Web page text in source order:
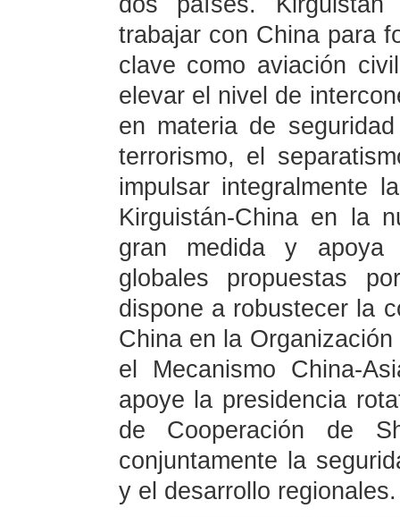
trabajar con China para
clave como aviación
elevar el nivel de
en materia de
terrorismo, el
impulsar integralmente
Kirguistán-China en la
gran medida y apoya
globales propuestas
dispone a robustecer la
China en la
el Mecanismo China-
apoye la presidencia
de Cooperación de
conjuntamente la
y el desarrollo regionales.